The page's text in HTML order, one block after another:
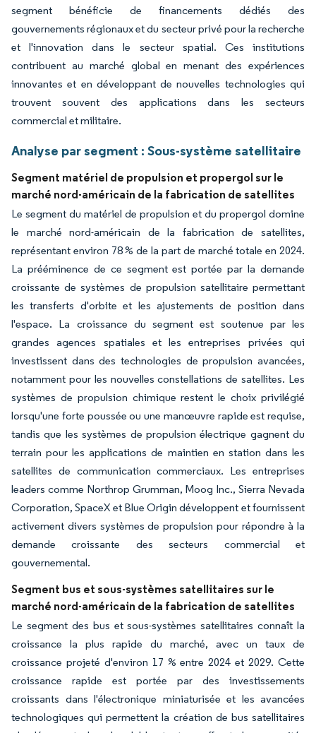
segment bénéficie de financements dédiés des
gouvernements régionaux et du secteur privé pour la recherche
et l'innovation dans le secteur spatial. Ces institutions
contribuent au marché global en menant des expériences
innovantes et en développant de nouvelles technologies qui
trouvent souvent des applications dans les secteurs
commercial et militaire.
Analyse par segment : Sous-système satellitaire
Segment matériel de propulsion et propergol sur le
marché nord-américain de la fabrication de satellites
Le segment du matériel de propulsion et du propergol domine
le marché nord-américain de la fabrication de satellites,
représentant environ 78 % de la part de marché totale en 2024.
La prééminence de ce segment est portée par la demande
croissante de systèmes de propulsion satellitaire permettant
les transferts d'orbite et les ajustements de position dans
l'espace. La croissance du segment est soutenue par les
grandes agences spatiales et les entreprises privées qui
investissent dans des technologies de propulsion avancées,
notamment pour les nouvelles constellations de satellites. Les
systèmes de propulsion chimique restent le choix privilégié
lorsqu'une forte poussée ou une manœuvre rapide est requise,
tandis que les systèmes de propulsion électrique gagnent du
terrain pour les applications de maintien en station dans les
satellites de communication commerciaux. Les entreprises
leaders comme Northrop Grumman, Moog Inc., Sierra Nevada
Corporation, SpaceX et Blue Origin développent et fournissent
activement divers systèmes de propulsion pour répondre à la
demande croissante des secteurs commercial et
gouvernemental.
Segment bus et sous-systèmes satellitaires sur le
marché nord-américain de la fabrication de satellites
Le segment des bus et sous-systèmes satellitaires connaît la
croissance la plus rapide du marché, avec un taux de
croissance projeté d'environ 17 % entre 2024 et 2029. Cette
croissance rapide est portée par des investissements
croissants dans l'électronique miniaturisée et les avancées
technologiques qui permettent la création de bus satellitaires